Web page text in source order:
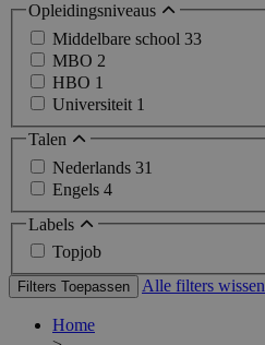
Opleidingsniveaus
Middelbare school 33
MBO 2
HBO 1
Universiteit 1
Talen
Nederlands 31
Engels 4
Labels
Topjob
Filters Toepassen Alle filters wissen
Home